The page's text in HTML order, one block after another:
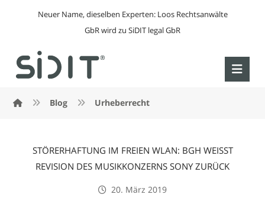
Neuer Name, dieselben Experten: Loos Rechtsanwälte
GbR wird zu SiDIT legal GbR
Blog Urheberrecht
STÖRERHAFTUNG IM FREIEN WLAN: BGH WEISST
REVISION DES MUSIKKONZERNS SONY ZURÜCK
20. März 2019